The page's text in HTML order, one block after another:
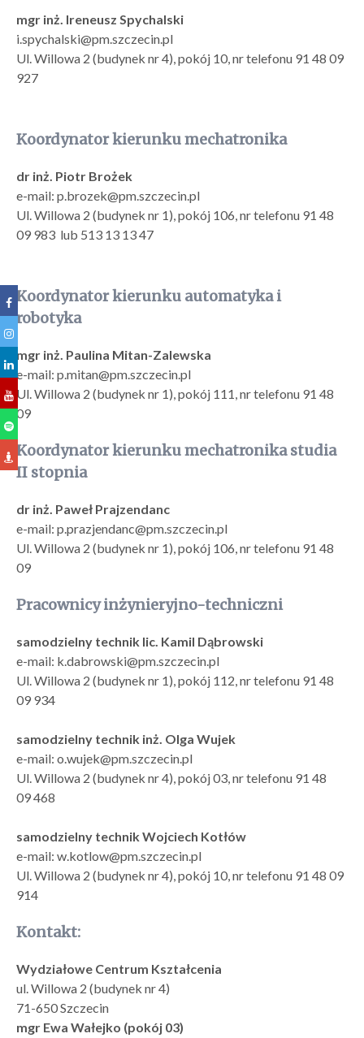
mgr inż. Ireneusz Spychalski
i.spychalski@pm.szczecin.pl
Ul. Willowa 2 (budynek nr 4), pokój 10, nr telefonu 91 48 09
927
Koordynator kierunku mechatronika
dr inż. Piotr Brożek
e-mail: p.brozek@pm.szczecin.pl
Ul. Willowa 2 (budynek nr 1), pokój 106, nr telefonu 91 48
09 983 lub 513 13 13 47
Koordynator kierunku automatyka i
robotyka
mgr inż. Paulina Mitan-Zalewska
e-mail: p.mitan@pm.szczecin.pl
Ul. Willowa 2 (budynek nr 1), pokój 111, nr telefonu 91 48
09
Koordynator kierunku mechatronika studia
II stopnia
dr inż. Paweł Prajzendanc
e-mail: p.prazjendanc@pm.szczecin.pl
Ul. Willowa 2 (budynek nr 1), pokój 106, nr telefonu 91 48
09
Pracownicy inżynieryjno-techniczni
samodzielny technik lic. Kamil Dąbrowski
e-mail: k.dabrowski@pm.szczecin.pl
Ul. Willowa 2 (budynek nr 1), pokój 112, nr telefonu 91 48
09 934
samodzielny technik inż. Olga Wujek
e-mail: o.wujek@pm.szczecin.pl
Ul. Willowa 2 (budynek nr 4), pokój 03, nr telefonu 91 48
09 468
samodzielny technik Wojciech Kotłów
e-mail: w.kotlow@pm.szczecin.pl
Ul. Willowa 2 (budynek nr 4), pokój 10, nr telefonu 91 48 09
914
Kontakt:
Wydziałowe Centrum Kształcenia
ul. Willowa 2 (budynek nr 4)
71-650 Szczecin
mgr Ewa Wałejko (pokój 03)